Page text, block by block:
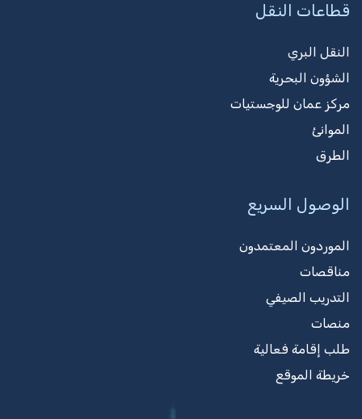
قطاعات النقل
النقل البري
الشؤون البحرية
مركز عمان للوجستيات
الموانئ
الطرق
الوصول السريع
الموردون المعتمدون
مناقصات
التدريب الصيفي
منصات
طلب إقامة فعالية
خريطة الموقع